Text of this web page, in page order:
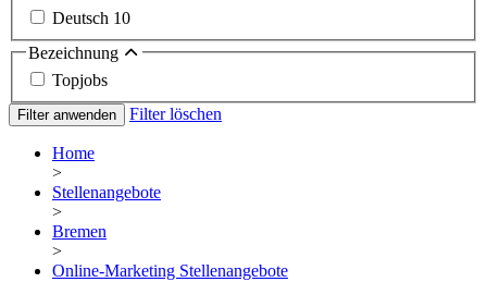
Deutsch 10
Bezeichnung
Topjobs
Filter anwenden Filter löschen
Home
>
Stellenangebote
>
Bremen
>
Online-Marketing Stellenangebote